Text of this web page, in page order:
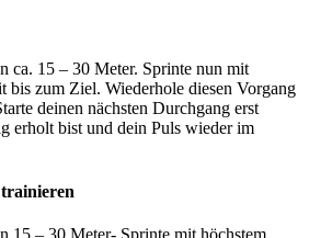
ca. 15 – 30 Meter. Sprinte nun mit
bis zum Ziel. Wiederhole diesen Vorgang
deinen nächsten Durchgang erst
erholt bist und dein Puls wieder im
15 – 30 Meter- Sprinte mit höchstem